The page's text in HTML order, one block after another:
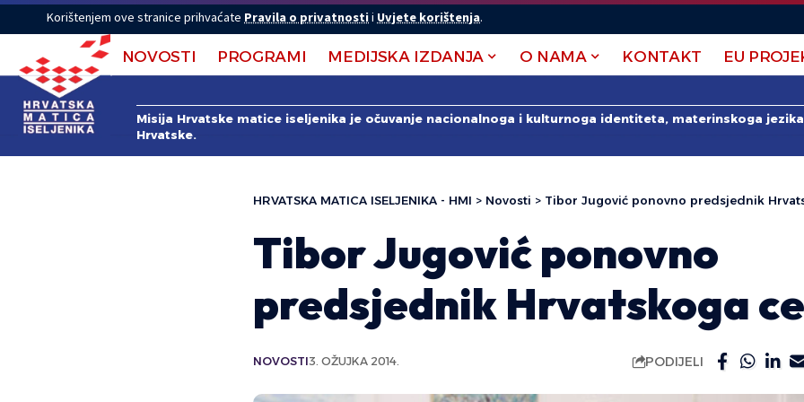
Korištenjem ove stranice prihvaćate Pravila o privatnostii Uvjete korištenja.
NOVOSTI PROGRAMI MEDIJSKA IZDANJA O NAMA KONTAKT EU
Misija Hrvatske matice iseljenika je očuvanje nacionalnoga i kulturnoga identiteta, materinskoga
Hrvatske.
HRVATSKA MATICA ISELJENIKA - HMI > Novosti > Tibor Jugović ponovno predsjednik
Tibor Jugović ponovno
predsjednik Hrvatskoga
NOVOSTI3. OŽUJKA 2014. PODIJELI